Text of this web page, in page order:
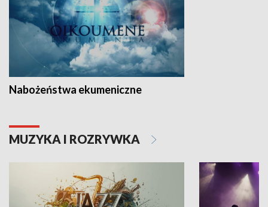
Nabożeństwa ekumeniczne
MUZYKA I ROZRYWKA